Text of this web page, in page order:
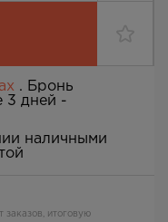
. Бронь
3 дней -
наличными
заказов, итоговую